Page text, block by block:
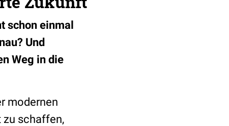
schon einmal
Und
Weg in die
modernen
zu schaffen,